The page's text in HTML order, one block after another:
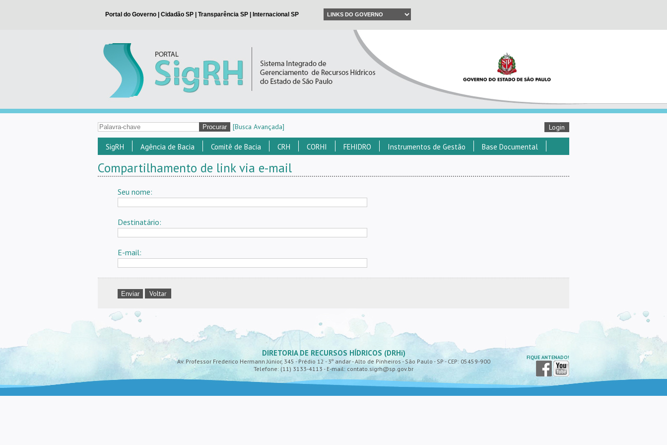
[Busca Avançada] Login
SigRH Agência de Bacia Comitê de Bacia CRH CORHI FEHIDRO Instrumentos de Gestão Base Documental
Compartilhamento de link via e-mail
Seu nome:
Destinatário:
E-mail:
Voltar
DIRETORIA DE RECURSOS HÍDRICOS (DRHi)
Av. Professor Frederico Hermann Júnior, 345 - Prédio 12 - 3º andar - Alto de Pinheiros - São Paulo - SP - CEP: 05459-900
Telefone: (11) 3133-4113 - E-mail: contato.sigrh@sp.gov.br
FIQUE ANTENADO!